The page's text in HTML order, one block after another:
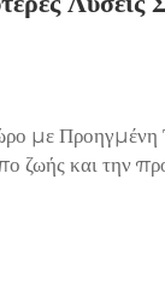
με Προηγμένη
ζωής και την
στοιχείο του